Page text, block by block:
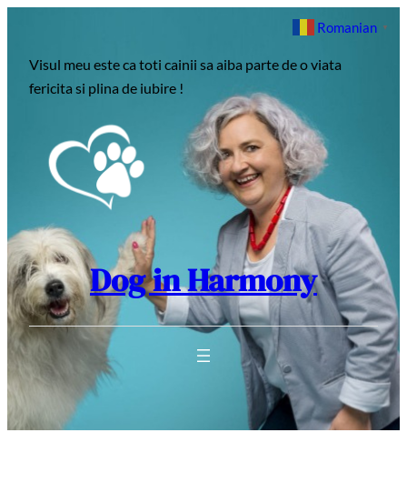
conținut
Visul meu este ca toti cainii sa aiba parte de o viata
fericita si plina de iubire !
Dog in Harmony
Romanian ▼